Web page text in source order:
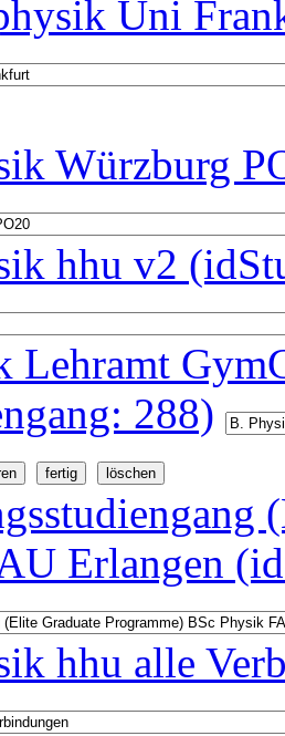
Uni
Würzburg
hhu v2
Lehramt
288)
Erlangen
hhu alle